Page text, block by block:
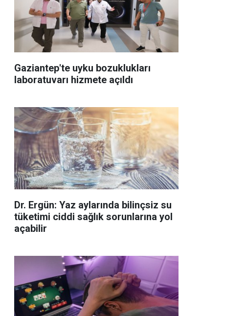
Gaziantep'te uyku bozuklukları
laboratuvarı hizmete açıldı
Dr. Ergün: Yaz aylarında bilinçsiz su
tüketimi ciddi sağlık sorunlarına yol
açabilir